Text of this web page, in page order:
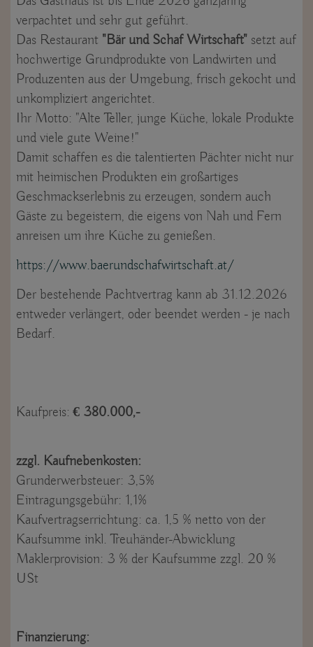
verpachtet und sehr gut geführt.
Das Restaurant "Bär und Schaf Wirtschaft" setzt auf
hochwertige Grundprodukte von Landwirten und
Produzenten aus der Umgebung, frisch gekocht und
unkompliziert angerichtet.
Ihr Motto: "Alte Teller, junge Küche, lokale Produkte
und viele gute Weine!"
Damit schaffen es die talentierten Pächter nicht nur
mit heimischen Produkten ein großartiges
Geschmackserlebnis zu erzeugen, sondern auch
Gäste zu begeistern, die eigens von Nah und Fern
anreisen um ihre Küche zu genießen.
https://www.baerundschafwirtschaft.at/
Der bestehende Pachtvertrag kann ab 31.12.2026
entweder verlängert, oder beendet werden - je nach
Bedarf.
Kaufpreis: € 380.000,-
zzgl. Kaufnebenkosten:
Grunderwerbsteuer: 3,5%
Eintragungsgebühr: 1,1%
Kaufvertragserrichtung: ca. 1,5 % netto von der
Kaufsumme inkl. Treuhänder-Abwicklung
Maklerprovision: 3 % der Kaufsumme zzgl. 20 %
USt
Finanzierung: